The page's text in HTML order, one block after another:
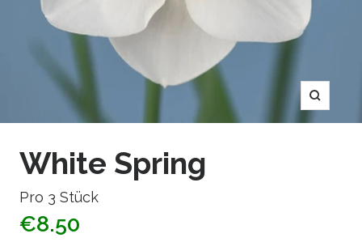
Zoom
White Spring
Pro 3 Stück
€8.50